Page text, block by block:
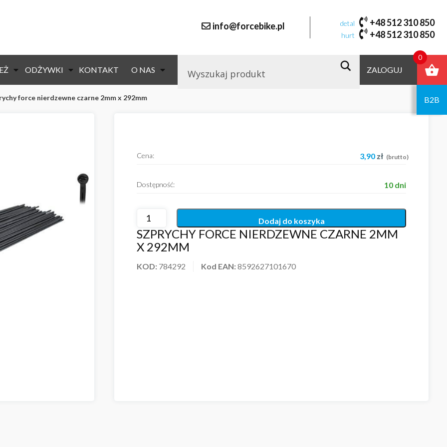
info@forcebike.pl detal +48 512 310 850
hurt +48 512 310 850
ODŻYWKI KONTAKT O NAS ZALOGUJ
B2B
force nierdzewne czarne 2mm x 292mm
SZPRYCHY FORCE NIERDZEWNE CZARNE 2MM
X 292MM
KOD: 784292 Kod EAN:8592627101670
Cena: 3,90 zł (brutto)
Dostępność: 10 dni
Dodaj do koszyka
0